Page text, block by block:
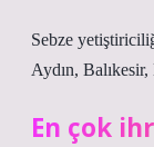
Sebze
Aydın,
En çok